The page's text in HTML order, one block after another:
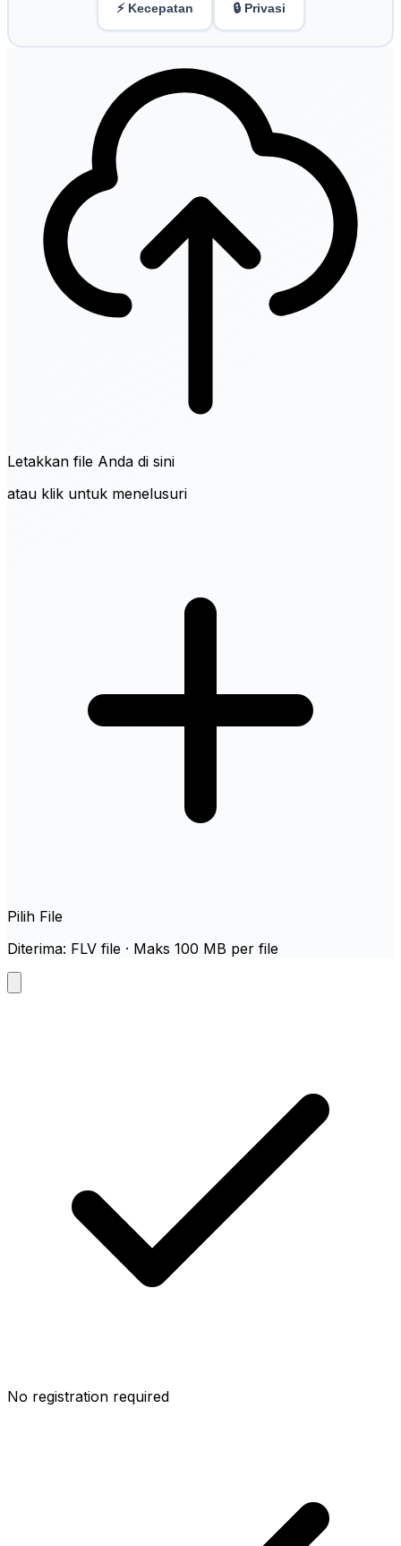
⚡ Kecepatan 🔒 Privasi
Letakkan file Anda di sini
atau klik untuk menelusuri
Pilih File
Diterima: FLV file · Maks 100 MB per file
No registration required